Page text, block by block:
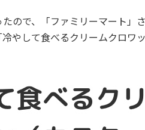
ので、「ファミリーマート」
やして食べるクリームクロワ